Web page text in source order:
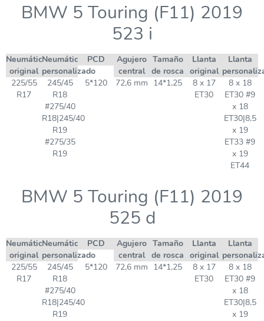
BMW 5 Touring (F11) 2019
523 i
Neumático
original
Neumático
personalizado
PCD
Agujero
central
Tamaño
de rosca
Llanta
original
Llanta
225/55
R17
245/45
R18
#275/40
R18|245/40
R19
#275/35
R19
5*120 72,6 mm 14*1,25
8 x 17
ET30
8 x 18
ET30 #9
x 18
ET30|8,5
x 19
ET33 #9
x 19
ET44
BMW 5 Touring (F11) 2019
525 d
Neumático
original
Neumático
personalizado
PCD
Agujero
central
Tamaño
de rosca
Llanta
original
Llanta
225/55
R17
245/45
R18
#275/40
R18|245/40
R19
5*120 72,6 mm 14*1,25
8 x 17
ET30
8 x 18
ET30 #9
x 18
ET30|8,5
x 19